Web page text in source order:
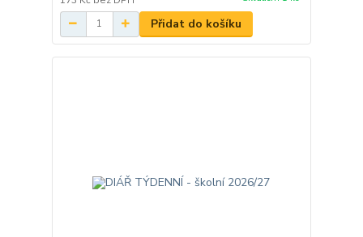
Přidat do košíku